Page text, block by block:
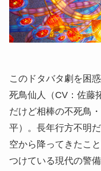
このドタバタ劇を困
死鳥仙人（CV：佐藤
だけど相棒の不死鳥
平）。長年行方不明
空から降ってきたこ
つけている現代の警